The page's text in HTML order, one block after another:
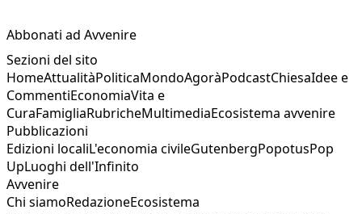
Abbonati ad Avvenire
Sezioni del sito
HomeAttualitàPoliticaMondoAgoràPodcastChiesaIdee e
CommentiEconomiaVita e
CuraFamigliaRubricheMultimediaEcosistema avvenire
Pubblicazioni
Edizioni localiL'economia civileGutenbergPopotusPop
UpLuoghi dell'Infinito
Avvenire
Chi siamoRedazioneEcosistema